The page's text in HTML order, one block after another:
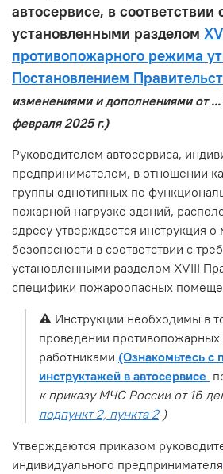
автосервисе, в соответствии
установленными разделом
противопожарного режима
Постановлением
изменениями и дополнениями от
февраля 2025 г.)
Руководителем автосервиса,
предпринимателем, в отношении
группы однотипных по
пожарной нагрузке зданий,
адресу утверждается инструкция
безопасности в соответствии с
установленными разделом XVIII
специфики пожароопасных
⚠️ Инструкции необходимы в
проведении противопожарных
работниками (Ознакомьтесь с
инструктажей в автосервисе
к приказу МЧС России от 16
подпункт 2, пункта 2)
Утверждаются приказом
индивидуального предпринимателя